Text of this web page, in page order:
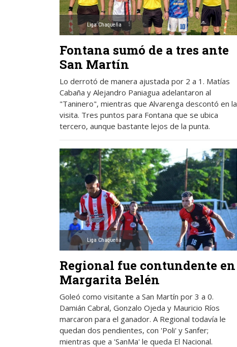
Liga Chaqueña
Fontana sumó de a tres ante
San Martín
Lo derrotó de manera ajustada por 2 a 1. Matías
Cabaña y Alejandro Paniagua adelantaron al
"Taninero", mientras que Alvarenga descontó en la
visita. Tres puntos para Fontana que se ubica
tercero, aunque bastante lejos de la punta.
Liga Chaqueña
Regional fue contundente en
Margarita Belén
Goleó como visitante a San Martín por 3 a 0.
Damián Cabral, Gonzalo Ojeda y Mauricio Ríos
marcaron para el ganador. A Regional todavía le
quedan dos pendientes, con 'Poli' y Sanfer;
mientras que a 'SanMa' le queda El Nacional.